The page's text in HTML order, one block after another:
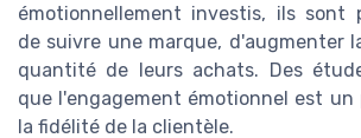
émotionnellement investis, ils sont
de suivre une marque, d'augmenter
quantité de leurs achats. Des
que l'engagement émotionnel est
la fidélité de la clientèle.